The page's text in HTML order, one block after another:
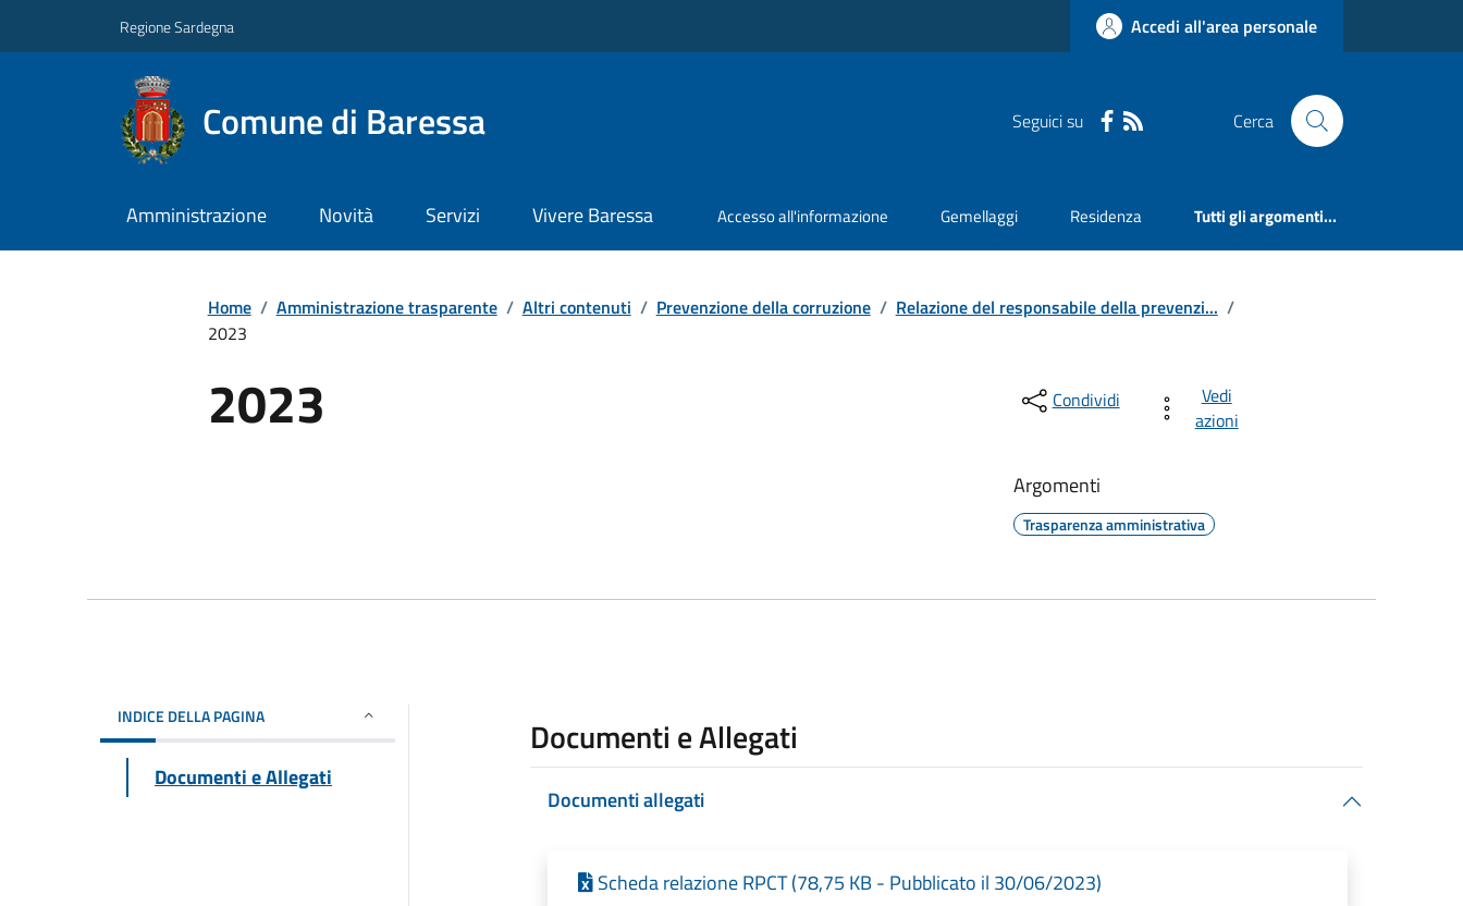
Regione Sardegna Accedi all'area personale
Comune di Baressa Seguici su Cerca
Amministrazione Novità Servizi Vivere Baressa Accesso all'informazione Gemellaggi Residenza Tutti gli argomenti...
Home / Amministrazione trasparente / Altri contenuti / Prevenzione della corruzione / Relazione del responsabile della prevenzi... /
2023
2023 Condividi
Vedi
azioni
Argomenti
Trasparenza amministrativa
INDICE DELLA PAGINA
Documenti e Allegati
Documenti e Allegati
Documenti allegati
Scheda relazione RPCT (78,75 KB - Pubblicato il 30/06/2023)